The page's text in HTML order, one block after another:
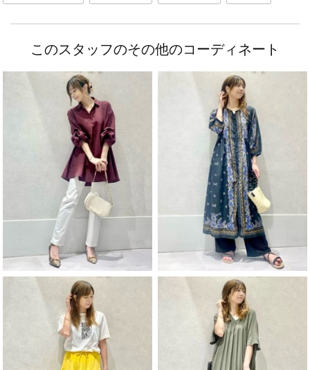
このスタッフのその他のコーディネート